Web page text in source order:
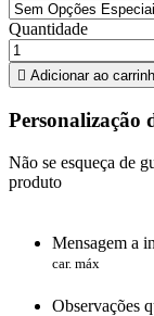
Quantidade
 Adicionar ao
Personalização
Não se esqueça de
produto
Mensagem a
car. máx
Observações